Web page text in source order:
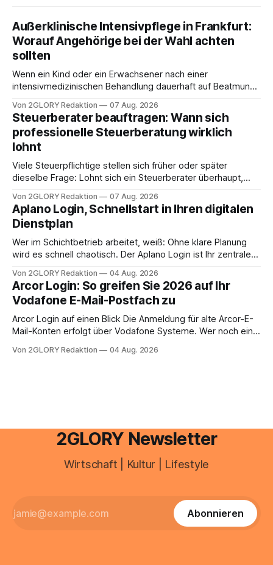
Außerklinische Intensivpflege in Frankfurt:
Worauf Angehörige bei der Wahl achten
sollten
Wenn ein Kind oder ein Erwachsener nach einer
intensivmedizinischen Behandlung dauerhaft auf Beatmung
angewiesen ist, stellt sich für Familien eine schwierige
Frage: Muss die Versorgung dauerhaft in der Klinik bleiben –
oder ist ein Leben zu Hause möglich? Die außerklinische
Intensivpflege bietet genau diese Alternative: Sie
Von 2GLORY Redaktion 07 Aug. 2026
Steuerberater beauftragen: Wann sich
professionelle Steuerberatung wirklich
lohnt
Viele Steuerpflichtige stellen sich früher oder später
dieselbe Frage: Lohnt sich ein Steuerberater überhaupt,
erledigen? Die kurze Antwort: Bei einfachen
Einkommensverhältnissen reicht häufig eine Steuersoftware
aus – sobald jedoch mehrere Einkunftsarten
zusammentreffen oder größere finanzielle Veränderungen
anstehen, zahlt sich professionelle Unterstützung meist
Von 2GLORY Redaktion 07 Aug. 2026
Aplano Login, Schnellstart in Ihren digitalen
Dienstplan
Wer im Schichtbetrieb arbeitet, weiß: Ohne klare Planung
wird es schnell chaotisch. Der Aplano Login ist Ihr zentraler
abwesenheiten und die gesamte kommunikation rund um
Ihr personal digital zu organisieren. In diesem Leitfaden
erfahren Sie alles, was Sie für einen reibungslosen Einstieg
brauchen, von der Registrierung
Von 2GLORY Redaktion 04 Aug. 2026
Arcor Login: So greifen Sie 2026 auf Ihr
Vodafone E-Mail-Postfach zu
Arcor Login auf einen Blick Die Anmeldung für alte Arcor-E-
Mail-Konten erfolgt über Vodafone Systeme. Wer noch eine
besitzt, loggt sich heute über das Vodafone E-Mail & Cloud
Von 2GLORY Redaktion 04 Aug. 2026
2GLORY Newsletter
Wirtschaft | Kultur | Lifestyle
Abonnieren